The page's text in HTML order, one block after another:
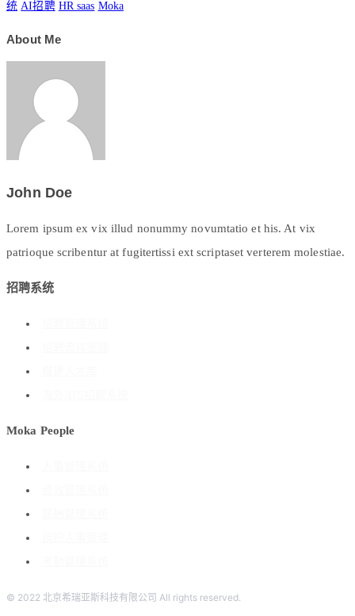
统 AI招聘 HR saas Moka
About Me
John Doe
Lorem ipsum ex vix illud nonummy novumtatio et his. At vix
patrioque scribentur at fugitertissi ext scriptaset verterem molestiae.
招聘系统
Moka People
© 2022 北京希瑞亚斯科技有限公司 All rights reserved.